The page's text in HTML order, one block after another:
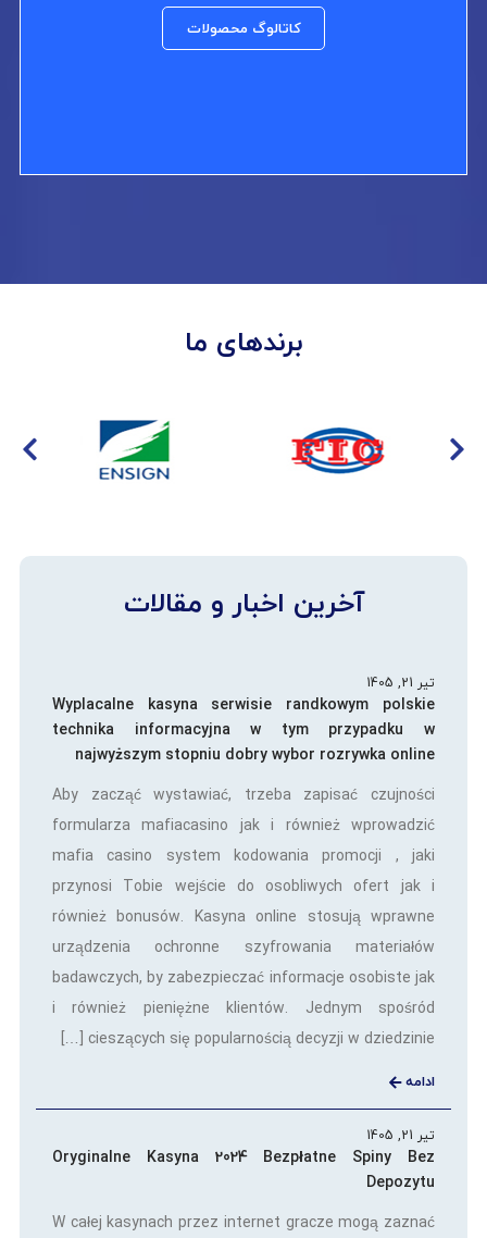
کاتالوگ محصولات
برندهای ما
آخرین اخبار و مقالات
تیر 21, 1405
Wyplacalne kasyna serwisie randkowym polskie
technika informacyjna w tym przypadku w
najwyższym stopniu dobry wybor rozrywka online
Aby zacząć wystawiać, trzeba zapisać czujności
formularza mafiacasino jak i również wprowadzić
mafia casino system kodowania promocji , jaki
przynosi Tobie wejście do osobliwych ofert jak i
również bonusów. Kasyna online stosują wprawne
urządzenia ochronne szyfrowania materiałów
badawczych, by zabezpieczać informacje osobiste jak
i również pieniężne klientów. Jednym spośród
cieszących się popularnością decyzji w dziedzinie […]
ادامه
تیر 21, 1405
Oryginalne Kasyna 2024 Bezpłatne Spiny Bez
Depozytu
W całej kasynach przez internet gracze mogą zaznać